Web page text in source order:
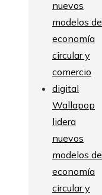
Wallapop
lidera
nuevos
modelos de
economía
circular y